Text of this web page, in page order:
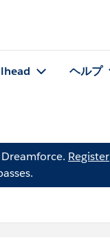
ヘルプ
Register